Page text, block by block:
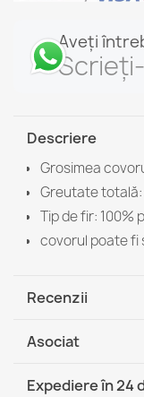
Aveți
Descriere
Grosimea
Greutate totală:
Tip de fir: 100%
covorul poate fi
Recenzii
Asociat
Expediere în 24